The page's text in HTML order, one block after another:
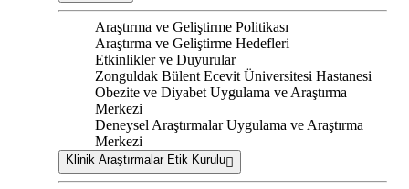
Araştırma ve Geliştirme Politikası
Araştırma ve Geliştirme Hedefleri
Etkinlikler ve Duyurular
Zonguldak Bülent Ecevit Üniversitesi Hastanesi
Obezite ve Diyabet Uygulama ve Araştırma
Merkezi
Deneysel Araştırmalar Uygulama ve Araştırma
Merkezi
Klinik Araştırmalar Etik Kurulu